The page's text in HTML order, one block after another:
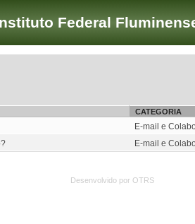
Federal
CATEGORIA
E-mail e
E-mail e
Desenvolvido por OTRS